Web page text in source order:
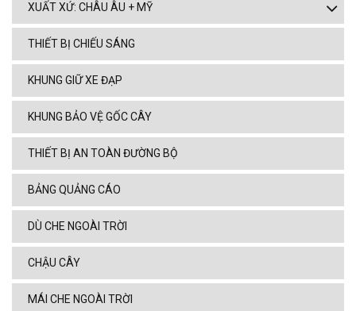
XUẤT XỨ: CHÂU ÂU + MỸ
THIẾT BỊ CHIẾU SÁNG
KHUNG GIỮ XE ĐẠP
KHUNG BẢO VỆ GỐC CÂY
THIẾT BỊ AN TOÀN ĐƯỜNG BỘ
BẢNG QUẢNG CÁO
DÙ CHE NGOÀI TRỜI
CHẬU CÂY
MÁI CHE NGOÀI TRỜI